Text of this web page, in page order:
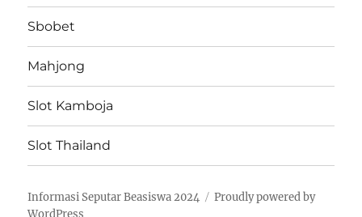
Sbobet
Mahjong
Slot Kamboja
Slot Thailand
Informasi Seputar Beasiswa 2024
Proudly powered by
WordPress